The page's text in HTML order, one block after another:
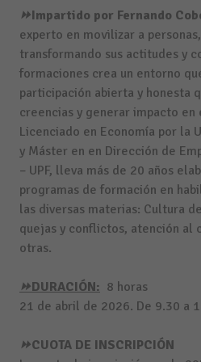
⏩Impartido por Fernando
experto en movilizar a
transformando sus actitudes y
formaciones crea un entorno
participación abierta y honesta
creencias y generar impacto
Licenciado en Economía por la
y Máster en en Dirección de
– UPF, lleva más de 20 años
programas de formación en
las diversas materias: Cultura
quejas y conflictos, atención
otras.
⏩DURACIÓN: 8 horas
21 de abril de 2026. De 9.30 a
⏩CUOTA DE INSCRIPCIÓN